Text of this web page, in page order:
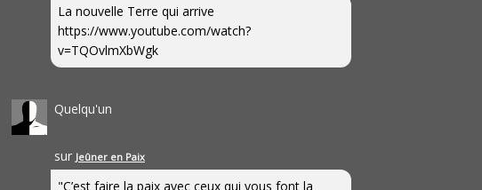
La nouvelle Terre qui arrive
https://www.youtube.com/watch?
v=TQOvlmXbWgk
Quelqu'un
sur Jeûner en Paix
"C’est faire la paix avec ceux qui vous font la